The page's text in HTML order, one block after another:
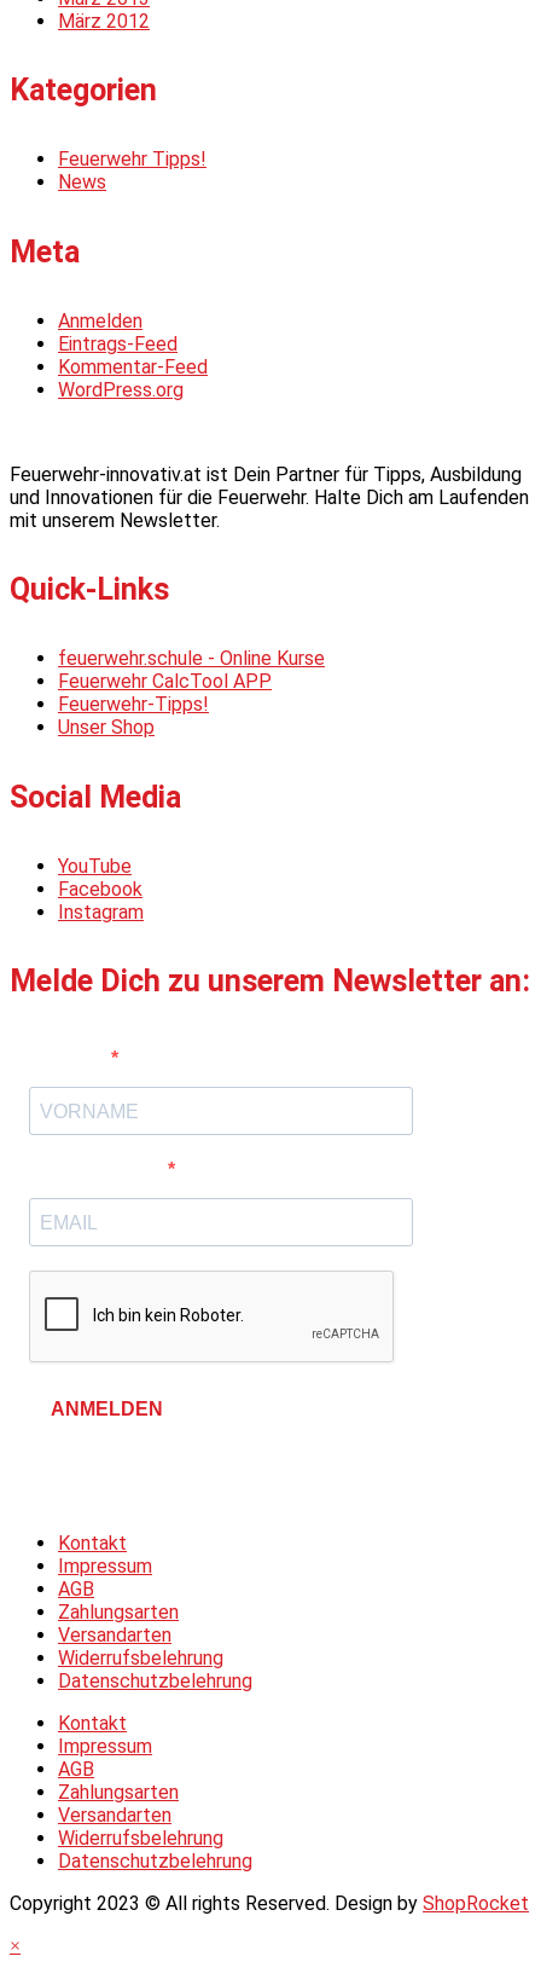
März 2012
Kategorien
Feuerwehr Tipps!
News
Meta
Anmelden
Eintrags-Feed
Kommentar-Feed
WordPress.org
Feuerwehr-innovativ.at ist Dein Partner für Tipps, Ausbildung
und Innovationen für die Feuerwehr. Halte Dich am Laufenden
mit unserem Newsletter.
Quick-Links
feuerwehr.schule - Online Kurse
Feuerwehr CalcTool APP
Feuerwehr-Tipps!
Unser Shop
Social Media
YouTube
Facebook
Instagram
Melde Dich zu unserem Newsletter an:
ANMELDEN
Kontakt
Impressum
AGB
Zahlungsarten
Versandarten
Widerrufsbelehrung
Datenschutzbelehrung
Kontakt
Impressum
AGB
Zahlungsarten
Versandarten
Widerrufsbelehrung
Datenschutzbelehrung
Copyright 2023 © All rights Reserved. Design by ShopRocket
×